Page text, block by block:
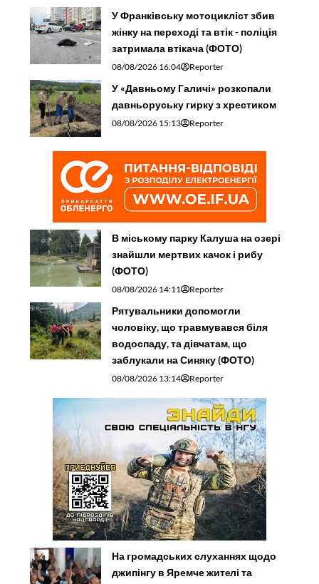
У Франківську мотоцикліст збив
жінку на переході та втік - поліція
затримала втікача (ФОТО)
08/08/2026 16:04 Reporter
У «Давньому Галичі» розкопали
давньоруську гирку з хрестиком
08/08/2026 15:13 Reporter
В міському парку Калуша на озері
знайшли мертвих качок і рибу
(ФОТО)
08/08/2026 14:11 Reporter
Рятувальники допомогли
чоловіку, що травмувався біля
водоспаду, та дівчатам, що
заблукали на Синяку (ФОТО)
08/08/2026 13:14 Reporter
На громадських слуханнях щодо
джипінгу в Яремче житeлі та